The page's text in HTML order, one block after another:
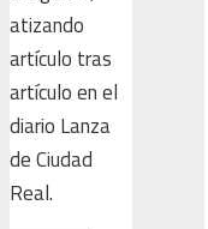
atizando
artículo tras
artículo en el
diario Lanza
de Ciudad
Real.